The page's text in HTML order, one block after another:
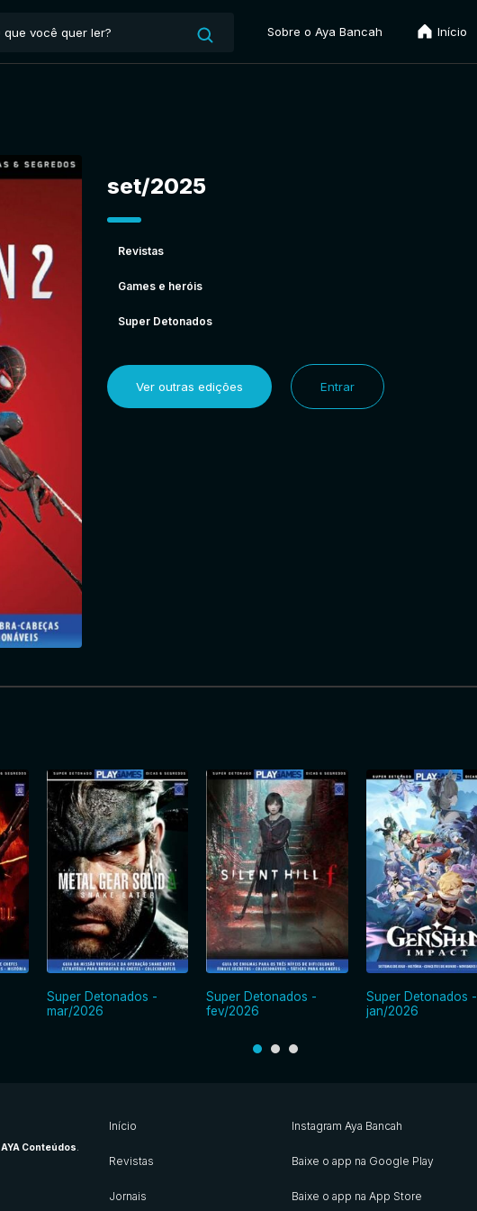
Sobre o Aya Bancah Início
set/2025
Revistas
Games e heróis
Super Detonados
Ver outras edições Entrar
Super Detonados -
mar/2026
Super Detonados -
fev/2026
Super Detonados -
jan/2026
AYA Conteúdos
Início
Revistas
Jornais
Instagram Aya Bancah
Baixe o app na Google Play
Baixe o app na App Store